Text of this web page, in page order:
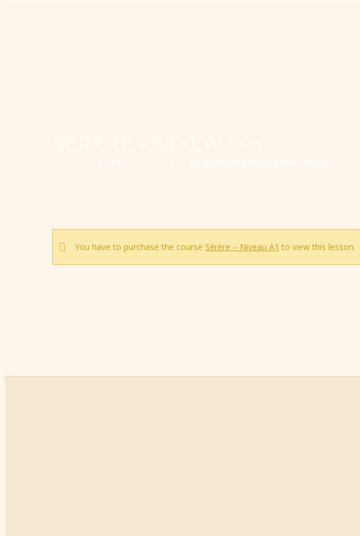
You have to purchase the course Sérère – Niveau A1 to view this lesson.